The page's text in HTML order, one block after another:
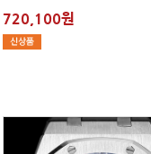
720,100원